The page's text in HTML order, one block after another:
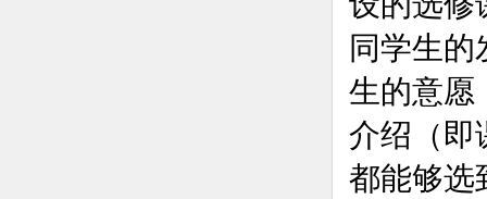
同学生
生的意愿
介绍（即
都能够选